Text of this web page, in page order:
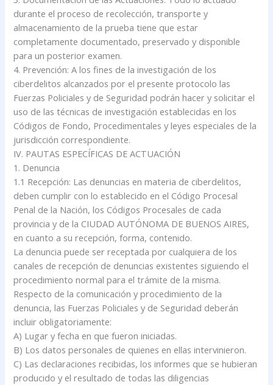
durante el proceso de recolección, transporte y
almacenamiento de la prueba tiene que estar
completamente documentado, preservado y disponible
para un posterior examen.
4. Prevención: A los fines de la investigación de los
ciberdelitos alcanzados por el presente protocolo las
Fuerzas Policiales y de Seguridad podrán hacer y solicitar el
uso de las técnicas de investigación establecidas en los
Códigos de Fondo, Procedimentales y leyes especiales de la
jurisdicción correspondiente.
IV. PAUTAS ESPECÍFICAS DE ACTUACIÓN
1. Denuncia
1.1 Recepción: Las denuncias en materia de ciberdelitos,
deben cumplir con lo establecido en el Código Procesal
Penal de la Nación, los Códigos Procesales de cada
provincia y de la CIUDAD AUTÓNOMA DE BUENOS AIRES,
en cuanto a su recepción, forma, contenido.
La denuncia puede ser receptada por cualquiera de los
canales de recepción de denuncias existentes siguiendo el
procedimiento normal para el trámite de la misma.
Respecto de la comunicación y procedimiento de la
denuncia, las Fuerzas Policiales y de Seguridad deberán
incluir obligatoriamente:
A) Lugar y fecha en que fueron iniciadas.
B) Los datos personales de quienes en ellas intervinieron.
C) Las declaraciones recibidas, los informes que se hubieran
producido y el resultado de todas las diligencias